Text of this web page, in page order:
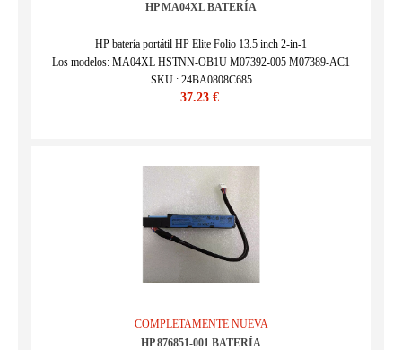
HP MA04XL BATERÍA
HP batería portátil HP Elite Folio 13.5 inch 2-in-1
Los modelos: MA04XL HSTNN-OB1U M07392-005 M07389-AC1
SKU : 24BA0808C685
37.23 €
COMPLETAMENTE NUEVA
HP 876851-001 BATERÍA